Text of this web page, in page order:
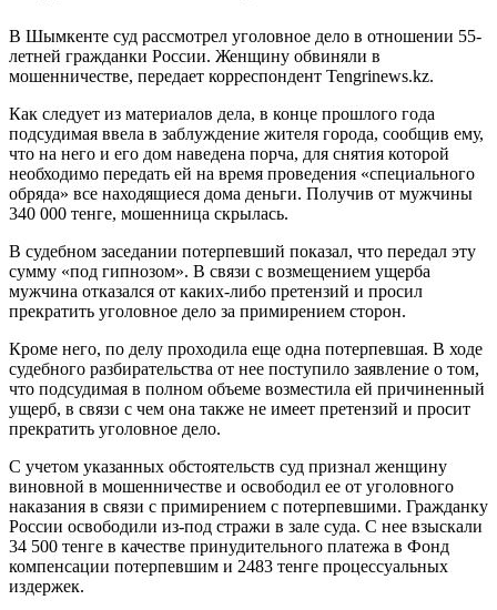
В Шымкенте суд рассмотрел уголовное дело в отношении 55-
летней гражданки России. Женщину обвиняли в
мошенничестве, передает корреспондент Tengrinews.kz.
Как следует из материалов дела, в конце прошлого года
подсудимая ввела в заблуждение жителя города, сообщив ему,
что на него и его дом наведена порча, для снятия которой
необходимо передать ей на время проведения «специального
обряда» все находящиеся дома деньги. Получив от мужчины
340 000 тенге, мошенница скрылась.
В судебном заседании потерпевший показал, что передал эту
сумму «под гипнозом». В связи с возмещением ущерба
мужчина отказался от каких-либо претензий и просил
прекратить уголовное дело за примирением сторон.
Кроме него, по делу проходила еще одна потерпевшая. В ходе
судебного разбирательства от нее поступило заявление о том,
что подсудимая в полном объеме возместила ей причиненный
ущерб, в связи с чем она также не имеет претензий и просит
прекратить уголовное дело.
С учетом указанных обстоятельств суд признал женщину
виновной в мошенничестве и освободил ее от уголовного
наказания в связи с примирением с потерпевшими. Гражданку
России освободили из-под стражи в зале суда. С нее взыскали
34 500 тенге в качестве принудительного платежа в Фонд
компенсации потерпевшим и 2483 тенге процессуальных
издержек.